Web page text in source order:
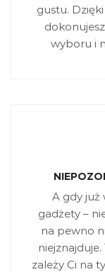
gustu.
wyboru i
A gdy już
gadżety –
na pewno
zależy Ci na